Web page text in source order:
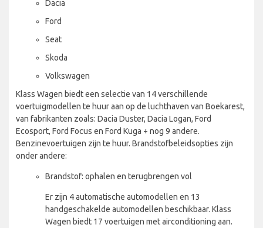
Dacia
Ford
Seat
Skoda
Volkswagen
Klass Wagen biedt een selectie van 14 verschillende
voertuigmodellen te huur aan op de luchthaven van Boekarest,
van fabrikanten zoals: Dacia Duster, Dacia Logan, Ford
Ecosport, Ford Focus en Ford Kuga + nog 9 andere.
Benzinevoertuigen zijn te huur. Brandstofbeleidsopties zijn
onder andere:
Brandstof: ophalen en terugbrengen vol
Er zijn 4 automatische automodellen en 13
handgeschakelde automodellen beschikbaar. Klass
Wagen biedt 17 voertuigen met airconditioning aan.